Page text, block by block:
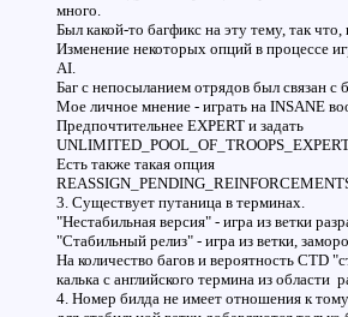
много.
Был какой-то багфикс на эту тему, так
Изменение некоторых опций в процессе
AI.
Баг с непосыланием отрядов был связан
Мое личное мнение - играть на INSANE
Предпочтительнее EXPERT и задать
Есть также такая опция
3. Cуществует путаница в терминах.
"Нестабильная версия" - игра из ветки
"Стабильный релиз" - игра из ветки,
На количество багов и вероятность CTD
калька с английского термина из области
4. Номер билда не имеет отношения к